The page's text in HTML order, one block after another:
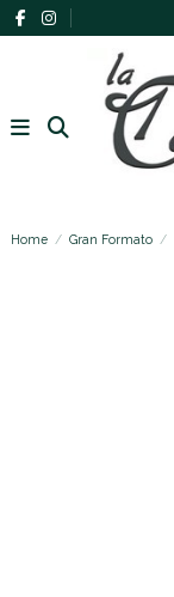
Home Gran Formato